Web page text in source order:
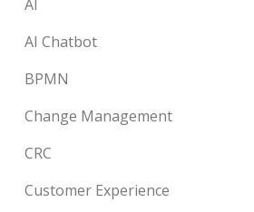
AI
AI Chatbot
BPMN
Change Management
CRC
Customer Experience